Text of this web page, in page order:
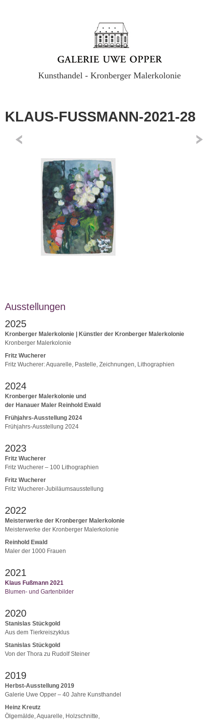
Kunsthandel - Kronberger Malerkolonie
KLAUS-FUSSMANN-2021-28
Ausstellungen
2025
Kronberger Malerkolonie | Künstler der Kronberger Malerkolonie
Kronberger Malerkolonie
Fritz Wucherer
Fritz Wucherer: Aquarelle, Pastelle, Zeichnungen, Lithographien
2024
Kronberger Malerkolonie und
der Hanauer Maler Reinhold Ewald
Frühjahrs-Ausstellung 2024
Frühjahrs-Ausstellung 2024
2023
Fritz Wucherer
Fritz Wucherer – 100 Lithographien
Fritz Wucherer
Fritz Wucherer-Jubiläumsausstellung
2022
Meisterwerke der Kronberger Malerkolonie
Meisterwerke der Kronberger Malerkolonie
Reinhold Ewald
Maler der 1000 Frauen
2021
Klaus Fußmann 2021
Blumen- und Gartenbilder
2020
Stanislas Stückgold
Aus dem Tierkreiszyklus
Stanislas Stückgold
Von der Thora zu Rudolf Steiner
2019
Herbst-Ausstellung 2019
Galerie Uwe Opper – 40 Jahre Kunsthandel
Heinz Kreutz
Ölgemälde, Aquarelle, Holzschnitte,